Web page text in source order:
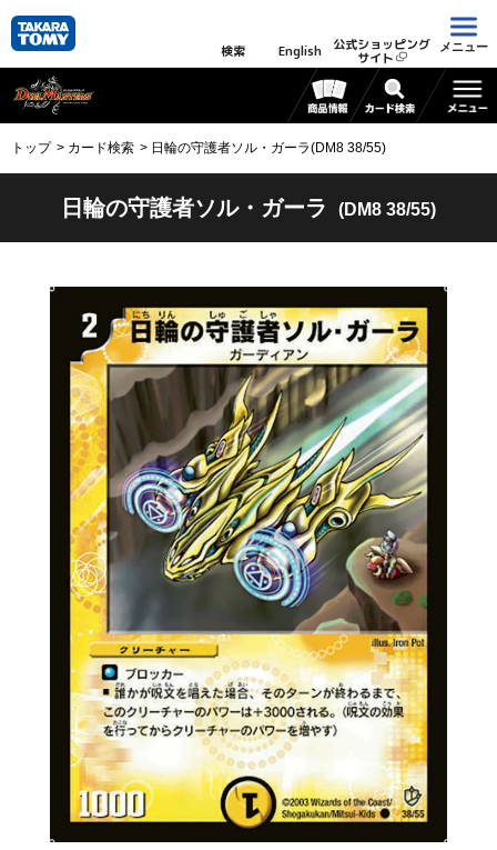
検索 English 公式ショッピング
サイト
メニュー
トップ カード検索 日輪の守護者ソル・ガーラ(DM8 38/55)
日輪の守護者ソル・ガーラ (DM8 38/55)